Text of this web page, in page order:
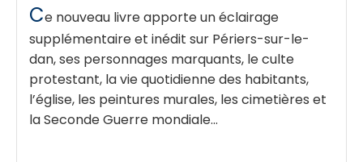
Ce nouveau livre apporte un éclairage
supplémentaire et inédit sur Périers-sur-le-
dan, ses personnages marquants, le culte
protestant, la vie quotidienne des habitants,
l’église, les peintures murales, les cimetières et
la Seconde Guerre mondiale...